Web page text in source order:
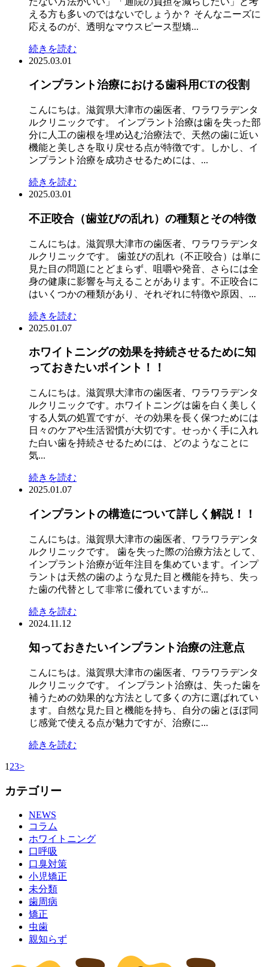
える方も多いのではないでしょうか？ そんなニーズに
応えるのが、透明なマウスピース型矯...
続きを読む
2025.03.01
インプラント治療における歯科用CTの役割
こんにちは。滋賀県大津市の歯医者、ワラワラデンタ
ルクリニックです。 インプラント治療は歯を失った部
分に人工の歯根を埋め込む治療法で、天然の歯に近い
機能と美しさを取り戻せる点が特徴です。しかし、イ
ンプラント治療を成功させるためには、...
続きを読む
2025.03.01
不正咬合（歯並びの乱れ）の種類とその特徴
こんにちは。滋賀県大津市の歯医者、ワラワラデンタ
ルクリニックです。 歯並びの乱れ（不正咬合）は単に
見た目の問題にとどまらず、咀嚼や発音、さらには全
身の健康に影響を与えることがあります。不正咬合に
はいくつかの種類があり、それぞれに特徴や原因、...
続きを読む
2025.01.07
ホワイトニングの効果を持続させるために知
っておきたいポイント！！
こんにちは。滋賀県大津市の歯医者、ワラワラデンタ
ルクリニックです。ホワイトニングは歯を白く美しく
する人気の処置ですが、その効果を長く保つためには
日々のケアや生活習慣が大切です。せっかく手に入れ
た白い歯を持続させるためには、どのようなことに
気...
続きを読む
2025.01.07
インプラントの構造について詳しく解説！！
こんにちは。滋賀県大津市の歯医者、ワラワラデンタ
ルクリニックです。 歯を失った際の治療方法として、
インプラント治療が近年注目を集めています。インプ
ラントは天然の歯のような見た目と機能を持ち、失っ
た歯の代替として非常に優れていますが...
続きを読む
2024.11.12
知っておきたいインプラント治療の注意点
こんにちは。滋賀県大津市の歯医者、ワラワラデンタ
ルクリニックです。 インプラント治療は、失った歯を
補うための効果的な方法として多くの方に選ばれてい
ます。自然な見た目と機能を持ち、自分の歯とほぼ同
じ感覚で使える点が魅力ですが、治療に...
続きを読む
1 23>
カテゴリー
NEWS
コラム
ホワイトニング
口呼吸
口臭対策
小児矯正
未分類
歯周病
矯正
虫歯
親知らず